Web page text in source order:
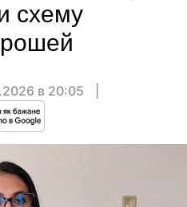
схему
в 20:05